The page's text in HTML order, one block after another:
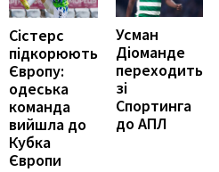
Сістерс
підкорюють
Європу:
одеська
команда
вийшла до
Кубка
Європи
Усман
Діоманде
переходить
зі
Спортинга
до АПЛ